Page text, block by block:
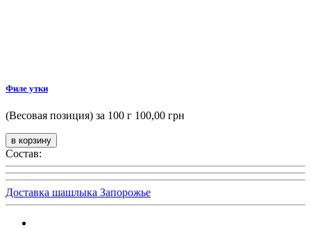
Филе утки
(Весовая позиция) за 100 г 100,00 грн
Состав:
Доставка шашлыка Запорожье